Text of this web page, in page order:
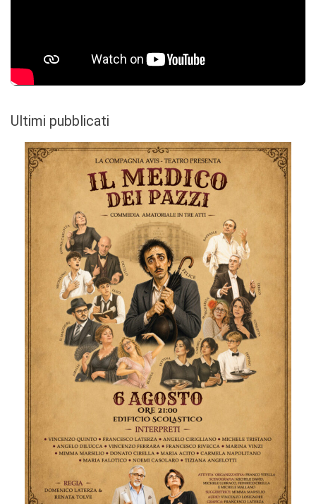
Ultimi pubblicati